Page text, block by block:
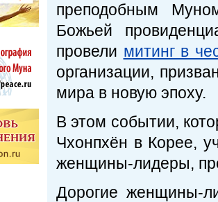
преподобным
Божьей
провели митинг в
организации,
мира в новую эпоху.
В этом событии,
Чхонпхён в Корее,
женщины-лидеры,
Дорогие женщины-